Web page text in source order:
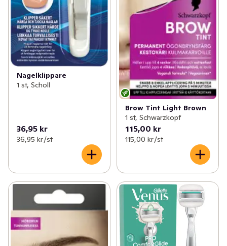
Nagelklippare
1 st, Scholl
36,95 kr
36,95 kr /st
Brow Tint Light Brown
1 st, Schwarzkopf
115,00 kr
115,00 kr /st